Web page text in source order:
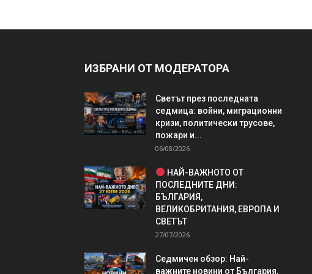
ИЗБРАНИ ОТ МОДЕРАТОРА
Светът през последната
седмица: войни, миграционни
кризи, политически трусове,
пожари и...
06/08/2026
НАЙ-ВАЖНОТО ОТ
ПОСЛЕДНИТЕ ДНИ:
БЪЛГАРИЯ,
ВЕЛИКОБРИТАНИЯ, ЕВРОПА И
СВЕТЪТ
27/07/2026
Седмичен обзор: Най-
важните новини от България,